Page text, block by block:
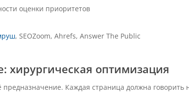
оценки приоритетов
, SEOZoom, Ahrefs, Answer The Public
хирургическая оптимизация
Каждая страница должна говорить